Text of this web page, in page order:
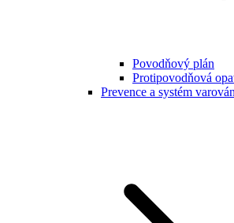
Povodňový plán
Protipovodňová
Prevence a systém